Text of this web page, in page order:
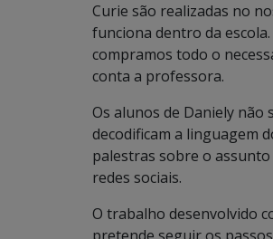
Curie são realizadas no
funciona dentro da
compramos todo o
conta a professora.
Os alunos de Daniely não
decodificam a linguagem
palestras sobre o
redes sociais.
O trabalho desenvolvido